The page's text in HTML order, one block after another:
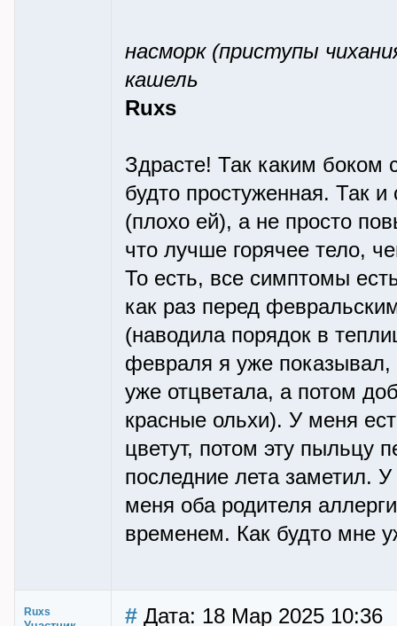
насморк (приступы
кашель
Ruxs
Здрасте! Так каким боком
будто простуженная. Так
(плохо ей), а не просто
что лучше горячее тело,
То есть, все симптомы
как раз перед
(наводила порядок в
февраля я уже
уже отцветала, а потом
красные ольхи). У меня
цветут, потом эту пыльцу
последние лета заметил.
меня оба родителя
временем. Как будто мне
Ruxs # Дата: 18 Мар 2025 10:36